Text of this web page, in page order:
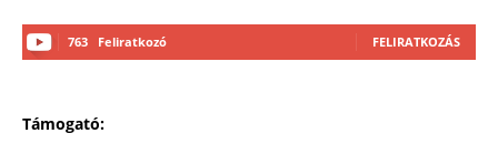
763 Feliratkozó FELIRATKOZÁS
Támogató: